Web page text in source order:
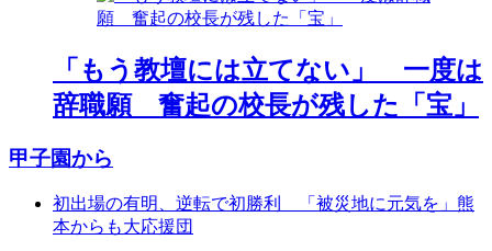
「もう教壇には立てない」 一度は
辞職願 奮起の校長が残した「宝」
甲子園から
初出場の有明、逆転で初勝利 「被災地に元気を」熊
本からも大応援団